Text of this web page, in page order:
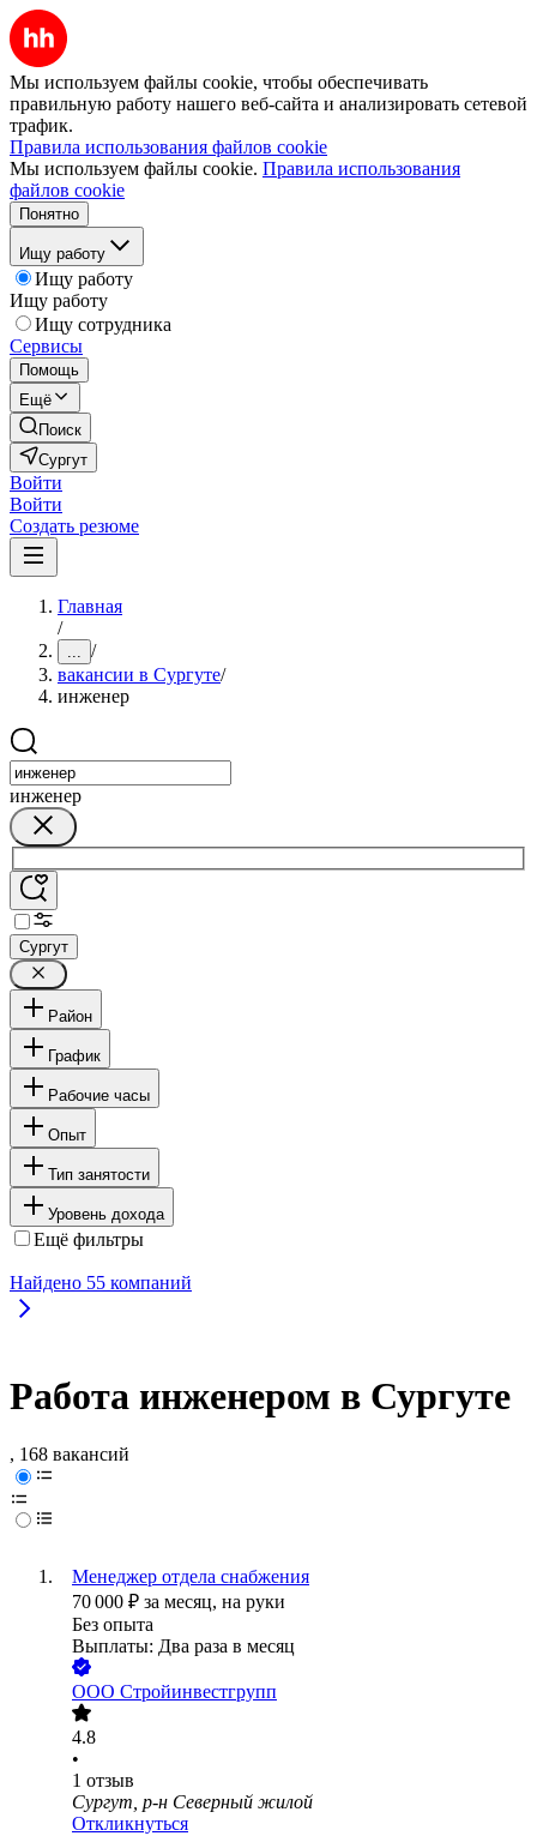
Мы используем файлы cookie, чтобы обеспечивать
правильную работу нашего веб-сайта и анализировать сетевой
трафик.
Правила использования файлов cookie
Мы используем файлы cookie. Правила использования
файлов cookie
Понятно
Ищу работу
Ищу работу
Ищу работу
Ищу сотрудника
Сервисы
Помощь
Ещё
Поиск
Сургут
Войти
Войти
Создать резюме
Главная
/
... /
вакансии в Сургуте/
инженер
инженер
Сургут
Район
График
Рабочие часы
Опыт
Тип занятости
Уровень дохода
Ещё фильтры
Найдено 55 компаний
Работа инженером в Сургуте
, 168 вакансий
Менеджер отдела снабжения
70 000 ₽ за месяц, на руки
Без опыта
Выплаты: Два раза в месяц
ООО Стройинвестгрупп
4.8
•
1 отзыв
Сургут, р-н Северный жилой
Откликнуться